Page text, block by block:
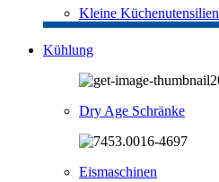
Kleine Küchenutensilien
Kühlung
Dry Age Schränke
Eismaschinen